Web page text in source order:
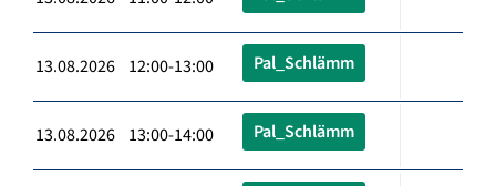
13.08.2026 12:00-13:00 Pal_Schlämm
13.08.2026 13:00-14:00 Pal_Schlämm